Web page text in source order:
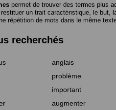
permet de trouver des termes plus
un trait caractéristique, le
répétition de mots dans le même
recherchés
anglais
problème
important
augmenter